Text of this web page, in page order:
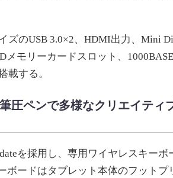
のUSB 3.0×2、HDMI出力、Mini
メモリーカードスロット、
載する。
圧ペンで多様なクリエイティ
を採用し、専用ワイヤレスキーボ
ボードはタブレット本体のフットプ